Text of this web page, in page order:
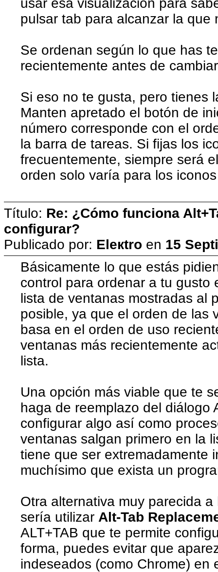
usar esa visualización para
pulsar tab para alcanzar la que
Se ordenan según lo que has
recientemente antes de
Si eso no te gusta, pero tienes
Manten apretado el botón de
número corresponde con el
la barra de tareas. Si fijas los
frecuentemente, siempre será
orden solo varía para los
Título: Re: ¿Cómo funciona
configurar?
Publicado por: Eleкtro en 15
Básicamente lo que estás
control para ordenar a tu gusto
lista de ventanas mostradas al
posible, ya que el orden de las
basa en el orden de uso
ventanas más recientemente
lista.
Una opción más viable que te
haga de reemplazo del diálogo
configurar algo así como
ventanas salgan primero en la
tiene que ser extremadamente
muchísimo que exista un
Otra alternativa muy parecida
sería utilizar Alt-Tab
ALT+TAB que te permite
forma, puedes evitar que
indeseados (como Chrome) en